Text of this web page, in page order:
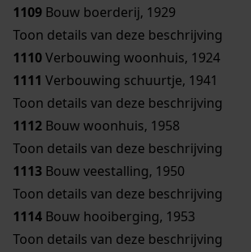
1109 Bouw boerderij, 1929
Toon details van deze beschrijving
1110Verbouwing woonhuis, 1924
1111 Verbouwing schuurtje, 1941
Toon details van deze beschrijving
1112 Bouw woonhuis, 1958
Toon details van deze beschrijving
1113 Bouw veestalling, 1950
Toon details van deze beschrijving
1114 Bouw hooiberging, 1953
Toon details van deze beschrijving